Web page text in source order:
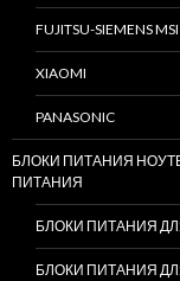
FUJITSU-SIEMENS MSI
XIAOMI
PANASONIC
БЛОКИ ПИТАНИЯ
ПИТАНИЯ
БЛОКИ ПИТАНИЯ
БЛОКИ ПИТАНИЯ